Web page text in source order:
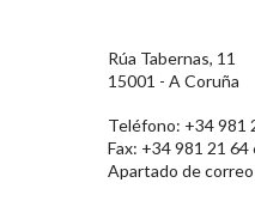
Rúa Tabernas, 11
15001 - A Coruña
Teléfono: +34 981
Fax: +34 981 21 64
Apartado de